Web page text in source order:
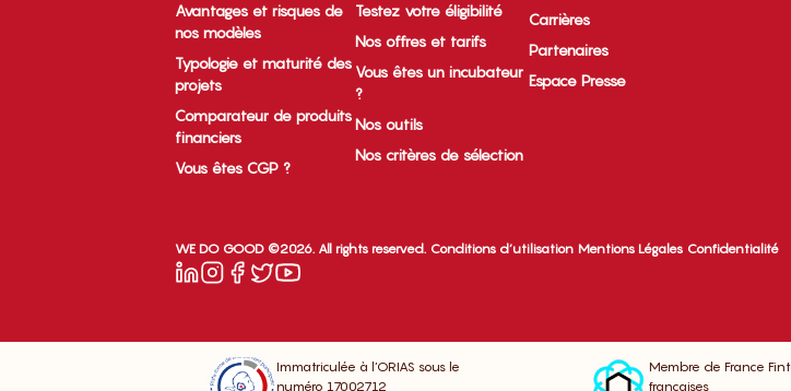
Avantages et risques de
nos modèles
Typologie et maturité des
projets
Comparateur de produits
financiers
Vous êtes CGP ?
Testez votre éligibilité
Nos offres et tarifs
Vous êtes un incubateur
?
Nos outils
Nos critères de sélection
Carrières
Partenaires
Espace Presse
WE DO GOOD ©2026. All rights reserved. Conditions d’utilisation Mentions Légales Confidentialité
Immatriculée à l’ORIAS sous le
numéro 17002712
Membre de France
françaises